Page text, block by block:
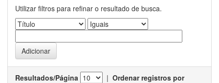
Utilizar filtros para refinar o resultado de busca.
Resultados/Página | Ordenar registros por